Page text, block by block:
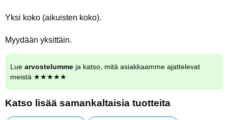
Yksi koko (aikuisten koko).
Myydään yksittäin.
Lue arvostelumme ja katso, mitä asiakkaamme ajattelevat
meistä ★★★★★
Katso lisää samankaltaisia tuotteita